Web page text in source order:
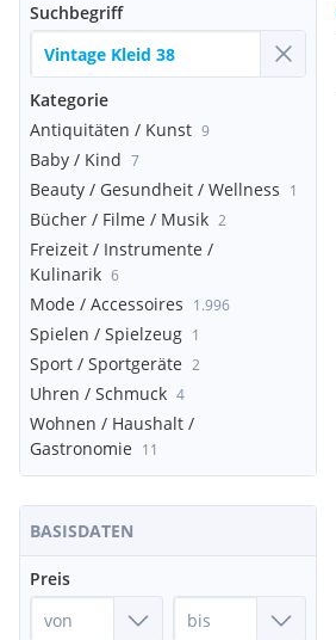
Suchbegriff
Kategorie
Antiquitäten / Kunst 9
Baby / Kind 7
Beauty / Gesundheit / Wellness 1
Bücher / Filme / Musik 2
Freizeit / Instrumente /
Kulinarik 6
Mode / Accessoires 1.996
Spielen / Spielzeug 1
Sport / Sportgeräte 2
Uhren / Schmuck 4
Wohnen / Haushalt /
Gastronomie 11
BASISDATEN
Preis